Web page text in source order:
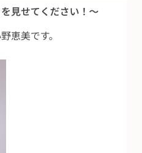
見せてください！～
恵美です。